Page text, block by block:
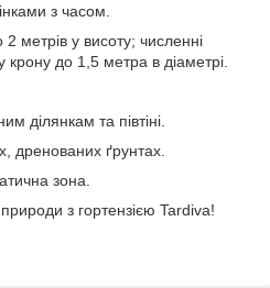
з часом.
метрів у висоту; численні
до 1,5 метра в діаметрі.
ділянкам та півтіні.
дренованих ґрунтах.
зона.
з гортензією Tardiva!